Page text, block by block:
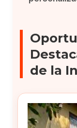
de la